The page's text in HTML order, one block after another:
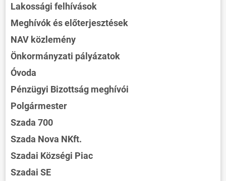
Lakossági felhívások
Meghívók és előterjesztések
NAV közlemény
Önkormányzati pályázatok
Óvoda
Pénzügyi Bizottság meghívói
Polgármester
Szada 700
Szada Nova NKft.
Szadai Községi Piac
Szadai SE